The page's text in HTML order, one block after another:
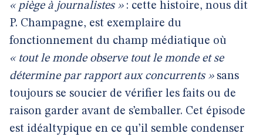
« piège à journalistes »: cette histoire, nous dit
P. Champagne, est exemplaire du
fonctionnement du champ médiatique où
« tout le monde observe tout le monde et se
détermine par rapport aux concurrents »sans
toujours se soucier de vérifier les faits ou de
raison garder avant de s’emballer. Cet épisode
est idéaltypique en ce qu’il semble condenser